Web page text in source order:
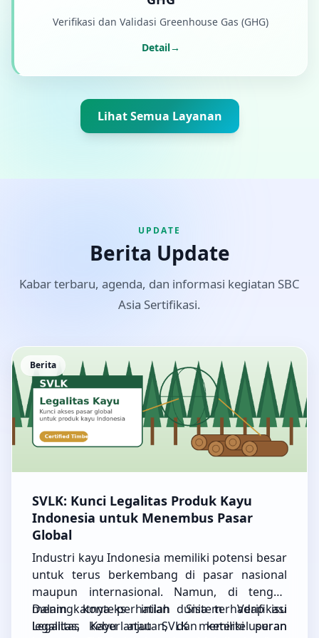
Verifikasi dan Validasi Greenhouse Gas (GHG)
Detail→
Lihat Semua Layanan
UPDATE
Berita Update
Kabar terbaru, agenda, dan informasi kegiatan SBC
Asia Sertifikasi.
Berita
SVLK: Kunci Legalitas Produk Kayu
Indonesia untuk Menembus Pasar
Global
Industri kayu Indonesia memiliki potensi besar
untuk terus berkembang di pasar nasional
maupun internasional. Namun, di tengah
meningkatnya perhatian dunia terhadap isu
legalitas, keberlanjutan, dan ketertelusuran
Dalam konteks inilah Sistem Verifikasi
Legalitas Kayu atau SVLK memiliki peran